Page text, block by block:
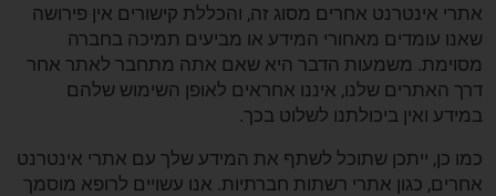
אתרי אינטרנט אחרים מסוג זה, והכללת קישורים אין פירושה
שאנו עומדים מאחורי המידע או מביעים תמיכה בחברה
מסוימת. משמעות הדבר היא שאם אתה מתחבר לאתר אחר
דרך האתרים שלנו, איננו אחראים לאופן השימוש שלהם
במידע ואין ביכולתנו לשלוט בכך.
כמו כן, ייתכן שתוכל לשתף את המידע שלך עם אתרי אינטרנט
אחרים, כגון אתרי רשתות חברתיות. אנו עשויים לרופא מוסמך